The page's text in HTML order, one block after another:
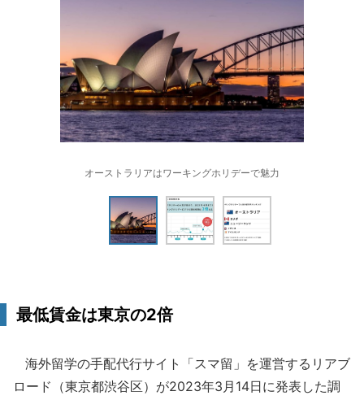
オーストラリアはワーキングホリデーで魅力
最低賃金は東京の2倍
海外留学の手配代行サイト「スマ留」を運営するリアブ
ロード（東京都渋谷区）が2023年3月14日に発表した調